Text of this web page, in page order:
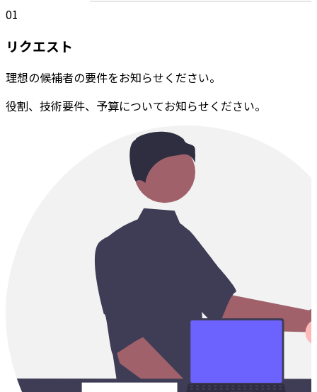
01
リクエスト
理想の候補者の要件をお知らせください。
役割、技術要件、予算についてお知らせください。